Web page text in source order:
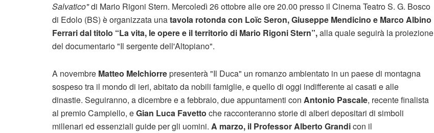
Salvatico"di Mario Rigoni Stern. Mercoledì 26 ottobre alle ore 20.00 presso il Cinema Teatro S. G. Bosco
di Edolo (BS) è organizzata unatavola rotonda con Loïc Seron, Giuseppe Mendicino e Marco Albino
Ferrari dal titolo “La vita, le opere e il territorio di Mario Rigoni Stern”,alla quale seguirà la proiezione
del documentario "Il sergente dell'Altopiano".
A novembre Matteo Melchiorrepresenterà "Il Duca" un romanzo ambientato in un paese di montagna
sospeso tra il mondo di ieri, abitato da nobili famiglie, e quello di oggi indifferente ai casati e alle
dinastie. Seguiranno, a dicembre e a febbraio, due appuntamenti con Antonio Pascale, recente finalista
al premio Campiello, eGian Luca Favetto che racconteranno storie di alberi depositari di simboli
millenari ed essenziali guide per gli uomini. A marzo, il Professor Alberto Grandicon il